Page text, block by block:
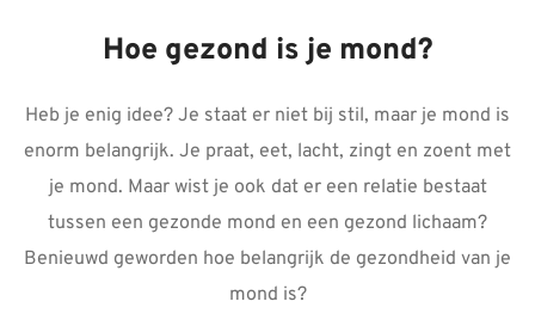
Hoe gezond is je mond?
Heb je enig idee? Je staat er niet bij stil, maar je mond is
enorm belangrijk. Je praat, eet, lacht, zingt en zoent met
je mond. Maar wist je ook dat er een relatie bestaat
tussen een gezonde mond en een gezond lichaam?
Benieuwd geworden hoe belangrijk de gezondheid van je
mond is?